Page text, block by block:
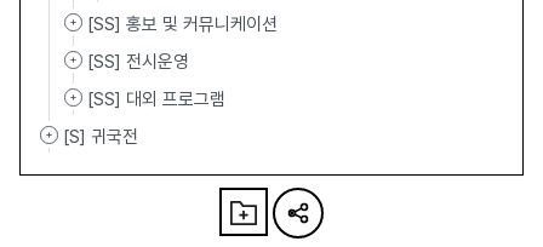
[SS] 홍보 및 커뮤니케이션
[SS] 전시운영
[SS] 대외 프로그램
[S] 귀국전